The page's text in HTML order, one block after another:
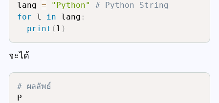
lang = "Python"
# Python String
for l in lang :
print ( l )
จะได้
# ผลลัพธ์
P